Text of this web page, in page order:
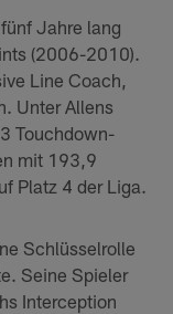
Jahre lang
(2006-2010).
Line Coach,
Unter Allens
Touchdown-
mit 193,9
Platz 4 der Liga.
Schlüsselrolle
Seine Spieler
Interception